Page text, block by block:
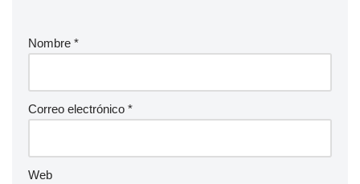
Nombre *
Correo electrónico *
Web